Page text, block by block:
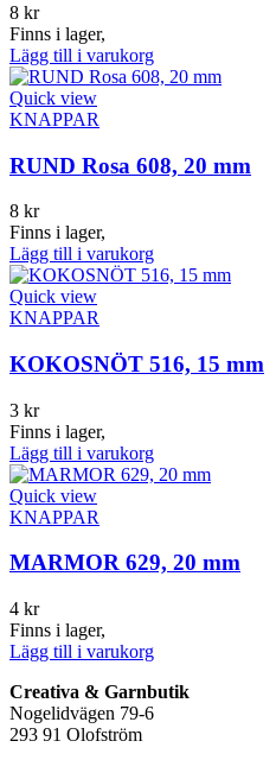
8 kr
Finns i lager,
Lägg till i varukorg
Quick view
KNAPPAR
RUND Rosa 608, 20 mm
8 kr
Finns i lager,
Lägg till i varukorg
Quick view
KNAPPAR
KOKOSNÖT 516, 15 mm
3 kr
Finns i lager,
Lägg till i varukorg
Quick view
KNAPPAR
MARMOR 629, 20 mm
4 kr
Finns i lager,
Lägg till i varukorg
Creativa & Garnbutik
Nogelidvägen 79-6
293 91 Olofström